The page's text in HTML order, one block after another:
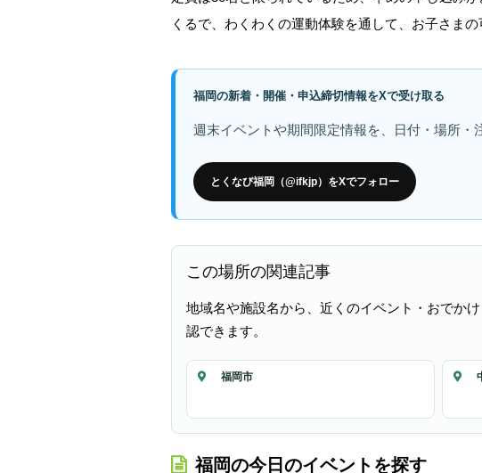
くるで、わくわくの運動体験を通して、お子さま
福岡の新着・開催・申込締切情報をXで受け取る
週末イベントや期間限定情報を、日付・場所・
とくなび福岡（@ifkjp）をXでフォロー
この場所の関連記事
地域名や施設名から、近くのイベント・おでか
認できます。
福岡市
福岡の今日のイベントを探す